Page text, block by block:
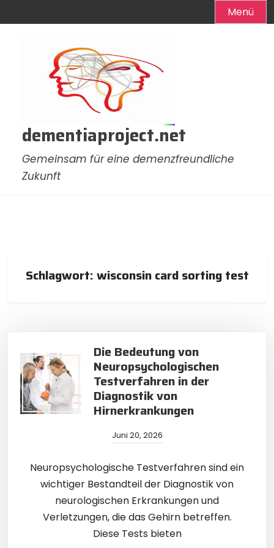
Menü
dementiaproject.net
Gemeinsam für eine demenzfreundliche
Zukunft
Schlagwort:wisconsin card sorting test
Die Bedeutung von
Neuropsychologischen
Testverfahren in der
Diagnostik von
Hirnerkrankungen
Juni 20, 2026
Neuropsychologische Testverfahren sind ein
wichtiger Bestandteil der Diagnostik von
neurologischen Erkrankungen und
Verletzungen, die das Gehirn betreffen.
Diese Tests bieten